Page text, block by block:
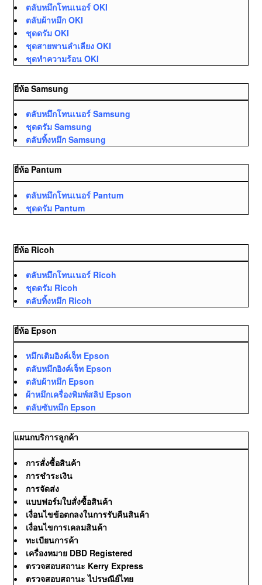
ตลับหมึกโทนเนอร์ OKI
ตลับผ้าหมึก OKI
ชุดดรัม OKI
ชุดสายพานลำเลียง OKI
ชุดทำความร้อน OKI
ยี่ห้อ Samsung
ตลับหมึกโทนเนอร์ Samsung
ชุดดรัม Samsung
ตลับทิ้งหมึก Samsung
ยี่ห้อ Pantum
ตลับหมึกโทนเนอร์ Pantum
ชุดดรัม Pantum
ยี่ห้อ Ricoh
ตลับหมึกโทนเนอร์ Ricoh
ชุดดรัม Ricoh
ตลับทิ้งหมึก Ricoh
ยี่ห้อ Epson
หมึกเติมอิงค์เจ็ท Epson
ตลับหมึกอิงค์เจ็ท Epson
ตลับผ้าหมึก Epson
ผ้าหมึกเครื่องพิมพ์สลิป Epson
ตลับซับหมึก Epson
แผนกบริการลูกค้า
การสั่งซื้อสินค้า
การชำระเงิน
การจัดส่ง
แบบฟอร์มใบสั่งซื้อสินค้า
เงื่อนไขข้อตกลงในการรับคืนสินค้า
เงื่อนไขการเคลมสินค้า
ทะเบียนการค้า
เครื่องหมาย DBD Registered
ตรวจสอบสถานะ Kerry Express
ตรวจสอบสถานะ ไปรษณีย์ไทย